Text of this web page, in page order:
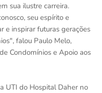
sua ilustre carreira.
seu espírito e
e inspirar futuras gerações
falou Paulo Melo,
Condomínios e Apoio aos
UTI do Hospital Daher no